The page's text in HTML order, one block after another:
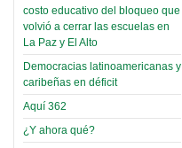
Leer Más...
Docentes y estudiantes de
Trabajo Social de la UMSA
elegirán directora
Viernes, 14 Octubre 2022
Leer Más...
“Tuna Femenina San Andrés”
después rectifica
parcialmente
El Infamatorio
Miércoles, 09 Diciembre 2020
Read more...
Interpretación
de un álbum de
costo educativo del bloqueo que
volvió a cerrar las escuelas en
La Paz y El Alto
Democracias latinoamericanas y
caribeñas en déficit
Aquí 362
¿Y ahora qué?